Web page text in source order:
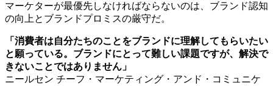
マーケターが最優先しなければならないのは、ブランド認知
の向上とブランドプロミスの厳守だ。
「消費者は自分たちのことをブランドに理解してもらいたい
と願っている。ブランドにとって難しい課題ですが、解決で
きないことではありません」
ニールセン チーフ・マーケティング・アンド・コミュニケ